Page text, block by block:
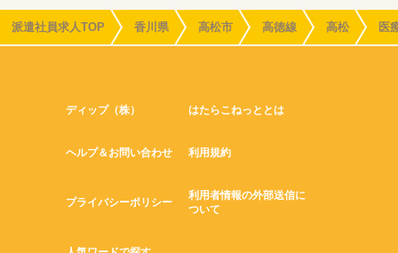
派遣社員求人TOP 香川県 高松市 高徳線 高松 医
ディップ（株） はたらこねっととは
ヘルプ＆お問い合わせ 利用規約
プライバシーポリシー
利用者情報の外部送信に
ついて